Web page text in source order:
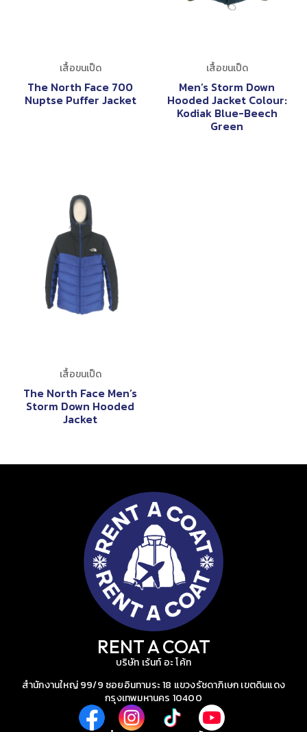
เสื้อขนเป็ด
The North Face 700
Nuptse Puffer Jacket
เสื้อขนเป็ด
Men’s Storm Down
Hooded Jacket Colour:
Kodiak Blue-Beech
Green
เสื้อขนเป็ด
The North Face Men’s
Storm Down Hooded
Jacket
RENT A COAT
บริษัท เร้นท์ อะ โค้ท
สำนักงานใหญ่ 99/9 ซอยอินทามระ 18 แขวงรัชดาภิเษก เขตดินแดง
กรุงเทพมหานคร 10400